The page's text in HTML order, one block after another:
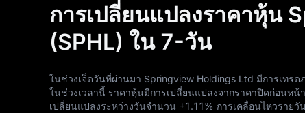
การเปลี่ยนแปลงราคาหุ้น
(SPHL) ใน 7-วัน
ในช่วงเจ็ดวันที่ผ่านมา Springview Holdings Ltd มีการเท
ในช่วงเวลานี้ ราคาหุ้นมีการเปลี่ยนแปลงจากราคาปิดก่อนหน้า
เปลี่ยนแปลงระหว่างวันจำนวน +1.11% การเคลื่อนไหวราย